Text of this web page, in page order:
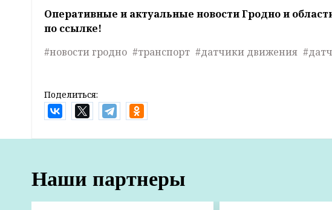
Оперативные и актуальные новости Гродно и
по ссылке!
#новости гродно #транспорт #датчики движения
Поделиться:
Наши партнеры